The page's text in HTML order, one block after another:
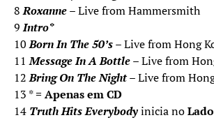
8Roxanne– Live from Hammersmith
9Intro*
10Born In The 50’s– Live from Hong
11Message In A Bottle– Live from
12Bring On The Night– Live from
13 *= Apenas em CD
14 Truth Hits Everybodyinicia no